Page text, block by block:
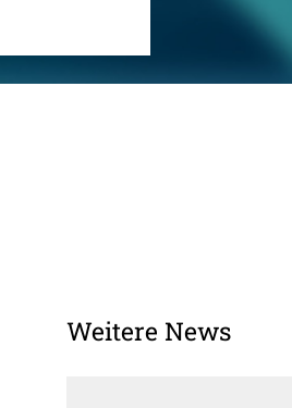
Weitere News